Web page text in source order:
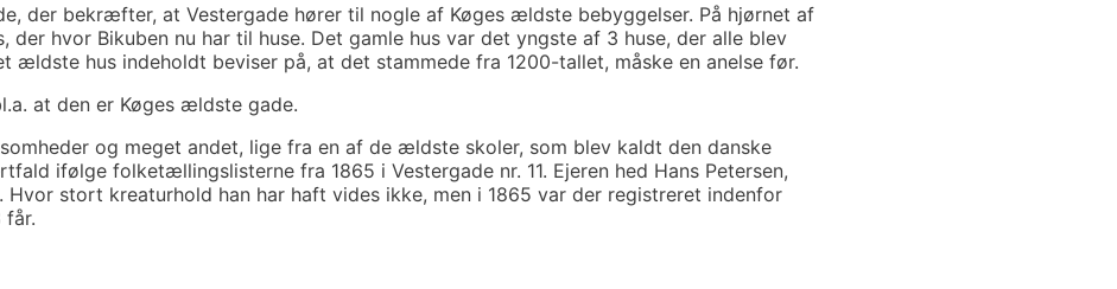
der bekræfter, at Vestergade hører til nogle af Køges ældste bebyggelser. På hjørnet af
der hvor Bikuben nu har til huse. Det gamle hus var det yngste af 3 huse, der alle blev
ældste hus indeholdt beviser på, at det stammede fra 1200-tallet, måske en anelse før.
at den er Køges ældste gade.
og meget andet, lige fra en af de ældste skoler, som blev kaldt den danske
ifølge folketællingslisterne fra 1865 i Vestergade nr. 11. Ejeren hed Hans Petersen,
stort kreaturhold han har haft vides ikke, men i 1865 var der registreret indenfor
får.